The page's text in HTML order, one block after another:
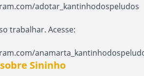
adotar_kantinhodospeludos
trabalhar. Acesse:
Sininho